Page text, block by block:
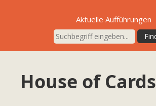
Aktuelle Aufführungen
House of Cards